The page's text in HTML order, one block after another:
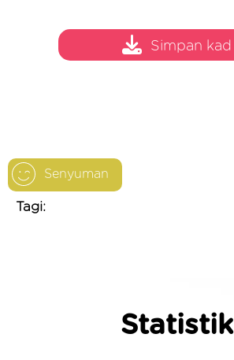
Senyuman
Tagi:
Simpan kad
Statistik